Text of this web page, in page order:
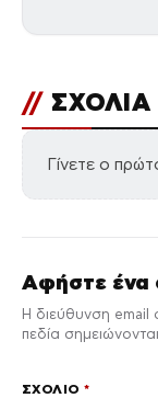
// ΣΧΟΛΙΑ
Γίνετε ο
Αφήστε ένα
Η διεύθυνση email
πεδία
ΣΧΌΛΙΟ*